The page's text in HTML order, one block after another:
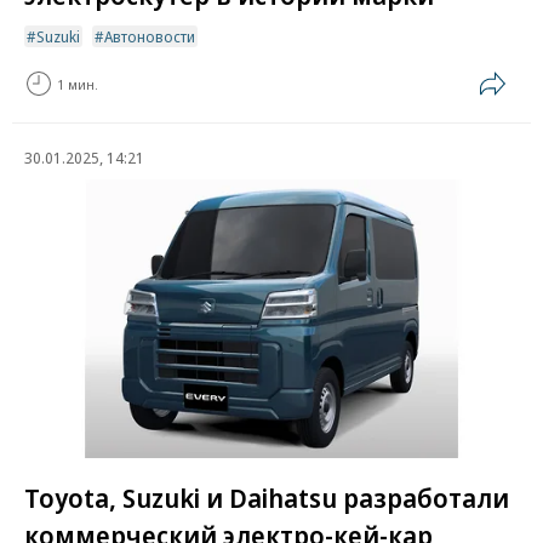
Suzuki Автоновости
1 мин.
30.01.2025, 14:21
Toyota, Suzuki и Daihatsu разработали
коммерческий электро-кей-кар